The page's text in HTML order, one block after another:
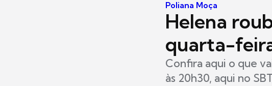
Poliana Moça
Helena
quarta-
Confira aqui o que
às 20h30, aqui no